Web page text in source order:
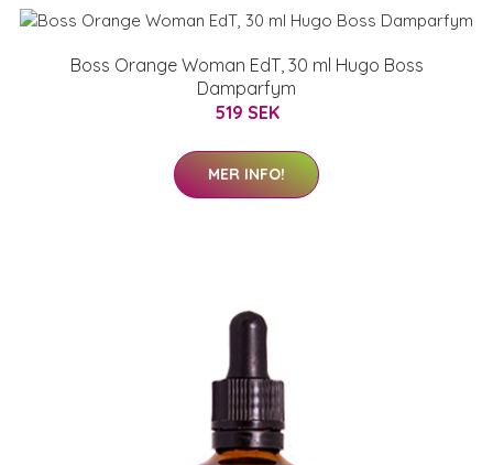
Boss Orange Woman EdT, 30 ml Hugo Boss
Damparfym
519 SEK
MER INFO!